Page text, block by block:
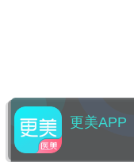
更美APP